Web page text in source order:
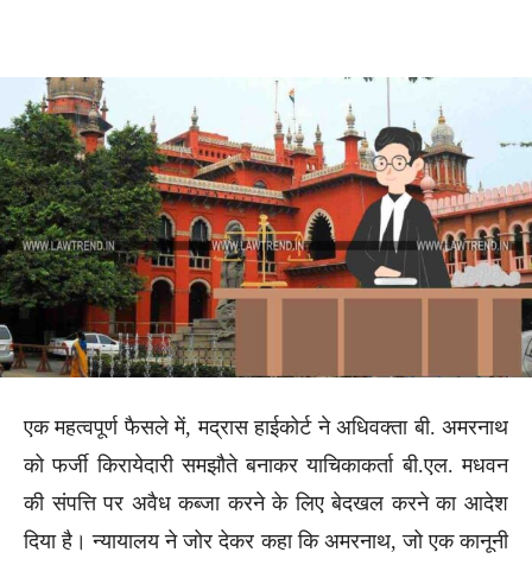
एक महत्वपूर्ण फैसले में, मद्रास हाईकोर्ट ने अधिवक्ता बी. अमरनाथ
को फर्जी किरायेदारी समझौते बनाकर याचिकाकर्ता बी.एल. मधवन
की संपत्ति पर अवैध कब्जा करने के लिए बेदखल करने का आदेश
दिया है। न्यायालय ने जोर देकर कहा कि अमरनाथ, जो एक कानूनी